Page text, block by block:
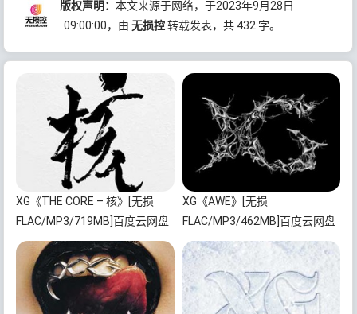
版权声明：本文来源于网络，于2023年9月28日
09:00:00，由无损控转载发表，共 432 字。
XG《THE CORE – 核》[无损
FLAC/MP3/719MB]百度云网盘
下载
XG《AWE》[无损
FLAC/MP3/462MB]百度云网盘
下载